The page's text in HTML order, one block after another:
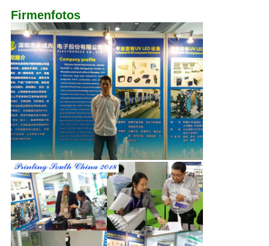
Firmenfotos